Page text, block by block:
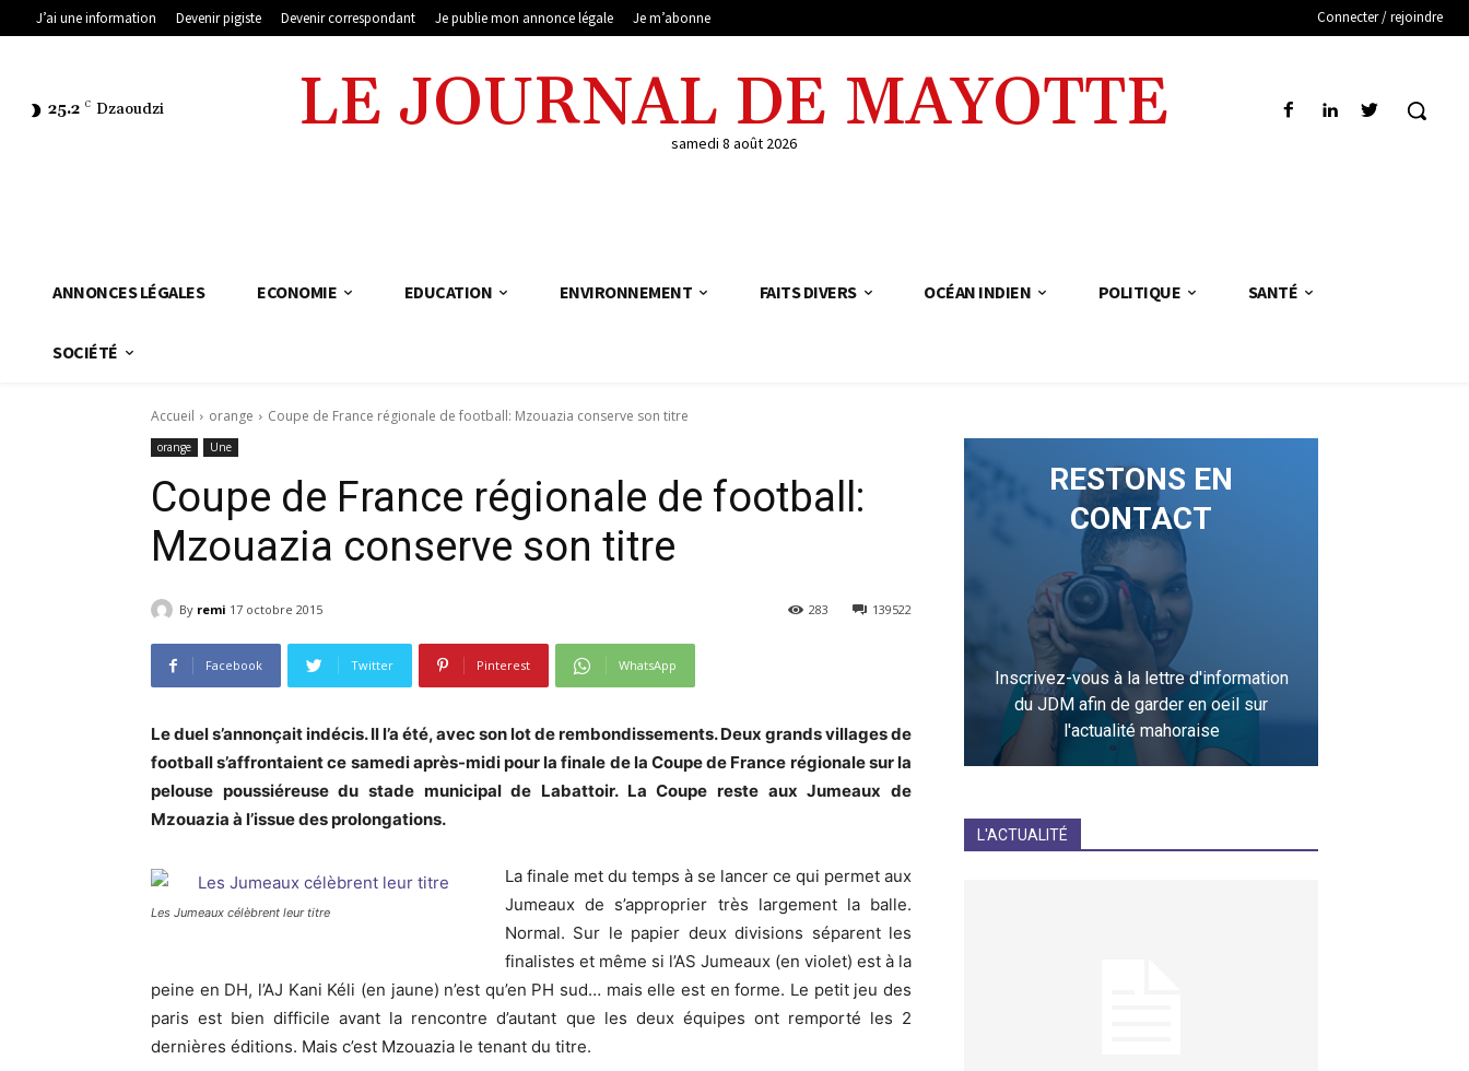
J’ai une information Devenir pigiste Devenir correspondant Je publie mon annonce légale Je m’abonne Connecter / rejoindre
25.2 C Dzaoudzi LE JOURNAL DE MAYOTTE
samedi 8 août 2026
ANNONCES LÉGALES ECONOMIE EDUCATION ENVIRONNEMENT FAITS DIVERS OCÉAN INDIEN POLITIQUE SANTÉ
SOCIÉTÉ
Accueil orange Coupe de France régionale de football: Mzouazia conserve son titre
orange Une
Coupe de France régionale de football:
Mzouazia conserve son titre
By remi 17 octobre 2015 139522
283
Facebook Twitter Pinterest WhatsApp
Le duel s’annonçait indécis. Il l’a été, avec son lot de rembondissements. Deux grands villages de
football s’affrontaient ce samedi après-midi pour la finale de la Coupe de France régionale sur la
pelouse poussiéreuse du stade municipal de Labattoir. La Coupe reste aux Jumeaux de
Mzouazia à l’issue des prolongations.
Les Jumeaux célèbrent leur titre
La finale met du temps à se lancer ce qui permet aux
Jumeaux de s’approprier très largement la balle.
Normal. Sur le papier deux divisions séparent les
finalistes et même si l’AS Jumeaux (en violet) est à la
peine en DH, l’AJ Kani Kéli (en jaune) n’est qu’en PH sud… mais elle est en forme. Le petit jeu des
paris est bien difficile avant la rencontre d’autant que les deux équipes ont remporté les 2
dernières éditions. Mais c’est Mzouazia le tenant du titre.
RESTONS EN
CONTACT
Inscrivez-vous à la lettre d'information
du JDM afin de garder en oeil sur
l'actualité mahoraise
L'ACTUALITÉ